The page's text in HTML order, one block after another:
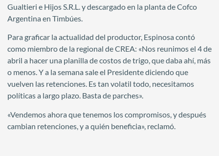
Gualtieri e Hijos S.R.L. y descargado en la planta de Cofco
Argentina en Timbúes.
Para graficar la actualidad del productor, Espinosa contó
como miembro de la regional de CREA: «Nos reunimos el 4 de
abril a hacer una planilla de costos de trigo, que daba ahí, más
o menos. Y a la semana sale el Presidente diciendo que
vuelven las retenciones. Es tan volatil todo, necesitamos
políticas a largo plazo. Basta de parches».
«Vendemos ahora que tenemos los compromisos, y después
cambian retenciones, y a quién beneficia», reclamó.